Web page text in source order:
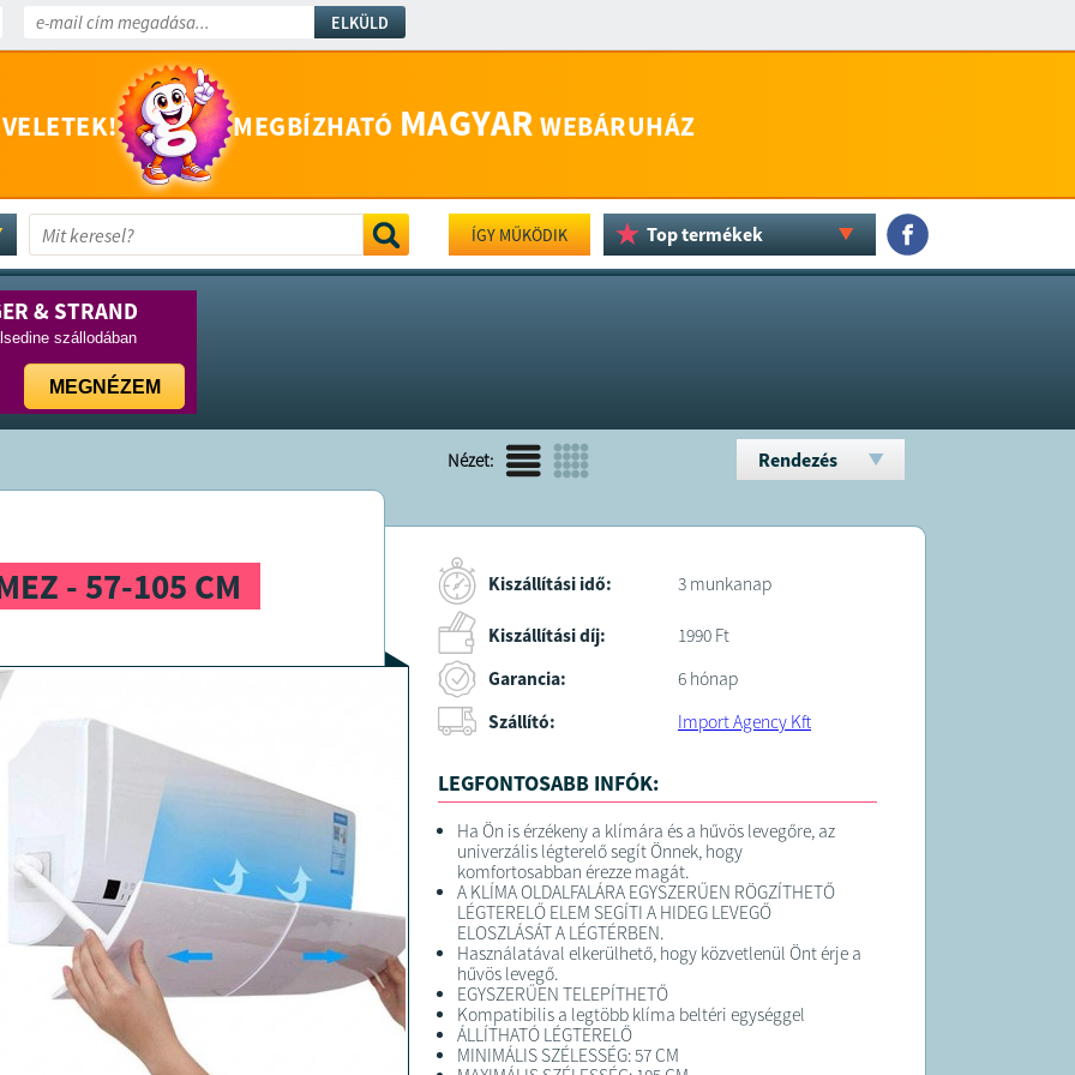
ELKÜLD
MEGBÍZHATÓ MAGYAR WEBÁRUHÁZ
ÍGY MŰKÖDIK Top termékek
& STRAND
szállodában
MEGNÉZEM
Nézet: Rendezés
- 57-105 CM Kiszállítási idő: 3 munkanap
Kiszállítási díj:
1990 Ft
Garancia:
6 hónap
Szállító:
Import Agency Kft
LEGFONTOSABB INFÓK:
Ha Ön is érzékeny a klímára és a hűvös levegőre, az
univerzális légterelő segít Önnek, hogy
komfortosabban érezze magát.
A KLÍMA OLDALFALÁRA EGYSZERŰEN RÖGZÍTHETŐ
LÉGTERELŐ ELEM SEGÍTI A HIDEG LEVEGŐ
ELOSZLÁSÁT A LÉGTÉRBEN.
Használatával elkerülhető, hogy közvetlenül Önt érje a
hűvös levegő.
EGYSZERŰEN TELEPÍTHETŐ
Kompatibilis a legtöbb klíma beltéri egységgel
ÁLLÍTHATÓ LÉGTERELŐ
MINIMÁLIS SZÉLESSÉG: 57 CM